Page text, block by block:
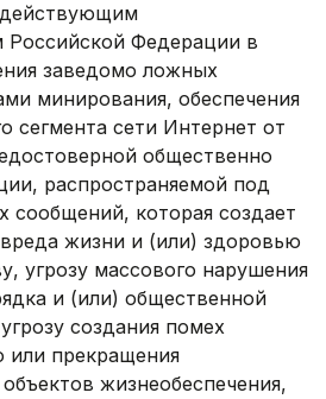
действующим
Российской Федерации в
заведомо ложных
минирования, обеспечения
сегмента сети Интернет от
общественно
распространяемой под
сообщений, которая создает
жизни и (или) здоровью
угрозу массового нарушения
и (или) общественной
создания помех
прекращения
жизнеобеспечения,